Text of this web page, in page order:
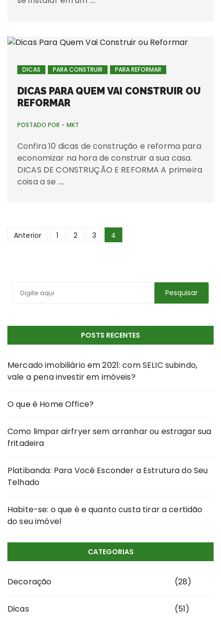
DICAS PARA CONSTRUIR PARA REFORMAR
DICAS PARA QUEM VAI CONSTRUIR OU
REFORMAR
POSTADO POR - MKT
Confira 10 dicas de construção e reforma para
economizar na hora de construir a sua casa.
DICAS DE CONSTRUÇÃO E REFORMA A primeira
coisa a se ….
Navegação
Anterior 1 2 3 4
POSTS RECENTES
Mercado imobiliário em 2021: com SELIC subindo,
vale a pena investir em imóveis?
O que é Home Office?
Como limpar airfryer sem arranhar ou estragar sua
fritadeira
Platibanda: Para Você Esconder a Estrutura do Seu
Telhado
Habite-se: o que é e quanto custa tirar a certidão
do seu imóvel
CATEGORIAS
Decoração (28)
Dicas (51)